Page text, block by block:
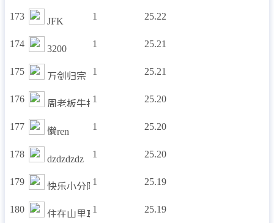
173 JFK 1 25.22
174 3200 1 25.21
175 万剑归宗 1 25.21
176 周老板牛批！
1 25.20
177 懒ren 1 25.20
178 dzdzdzdz 1 25.20
179 快乐小分队
1 25.19
180 住在山里真不错
1 25.19